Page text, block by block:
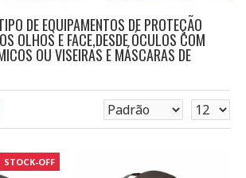
DE EQUIPAMENTOS DE PROTEÇÃO
OLHOS E FACE,DESDE ÓCULOS COM
OU VISEIRAS E MÁSCARAS DE
STOCK-OFF